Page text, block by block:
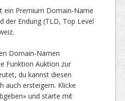
ein Premium Domain-Name
der Endung (TLD, Top Level
Domain-Namen
Funktion Auktion zur
du kannst diesen
auch ersteigern. Klicke
und starte mit